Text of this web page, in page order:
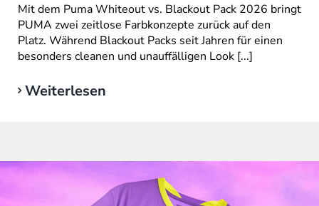
Mit dem Puma Whiteout vs. Blackout Pack 2026 bringt
PUMA zwei zeitlose Farbkonzepte zurück auf den
Platz. Während Blackout Packs seit Jahren für einen
besonders cleanen und unauffälligen Look [...]
Weiterlesen